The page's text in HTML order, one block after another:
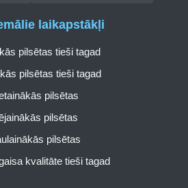
laikapstākļi
pilsētas tieši tagad
pilsētas tieši tagad
pilsētas
pilsētas
pilsētas
kvalitāte tieši tagad